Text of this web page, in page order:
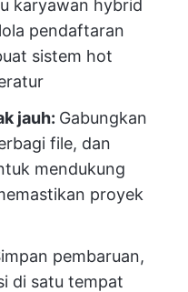
karyawan hybrid
pendaftaran
sistem hot
jauh: Gabungkan
file, dan
mendukung
proyek
pembaruan,
di satu tempat